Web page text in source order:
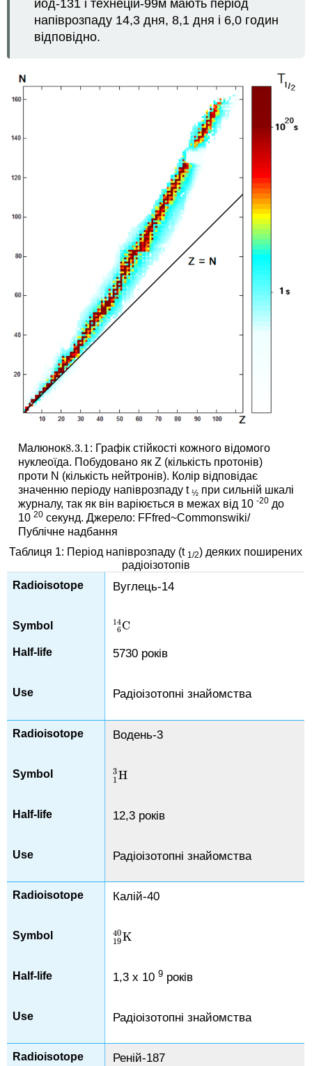
йод-131 і технецій-99м мають період
напіврозпаду 14,3 дня, 8,1 дня і 6,0 годин
відповідно.
Малюнок8.3.1
8.3.1: Графік стійкості кожного відомого
нуклеоїда. Побудовано як Z (кількість протонів)
проти N (кількість нейтронів). Колір відповідає
значенню періоду напіврозпаду t ½при сильній шкалі
журналу, так як він варіюється в межах від 10 -20до
10 20секунд. Джерело: FFfred~Commonswiki/
Публічне надбання
Таблиця 1: Період напіврозпаду (t 1/2) деяких поширених
радіоізотопів
Вуглець-14
C
6
14
C614
5730 років
Радіоізотопні знайомства
Водень-3
H
1
3
H1
12,3 років
Радіоізотопні знайомства
Калій-40
K
19
40
K19
1,3 х 109 років
Радіоізотопні знайомства
Реній-187